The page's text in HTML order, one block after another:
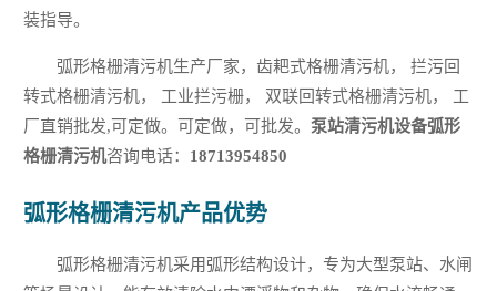
装指导。
弧形格栅清污机生产厂家，齿耙式格栅清污机， 拦污回
转式格栅清污机， 工业拦污栅， 双联回转式格栅清污机， 工
厂直销批发,可定做。可定做，可批发。泵站清污机设备弧形
格栅清污机咨询电话： 18713954850
弧形格栅清污机产品优势
弧形格栅清污机采用弧形结构设计，专为大型泵站、水闸